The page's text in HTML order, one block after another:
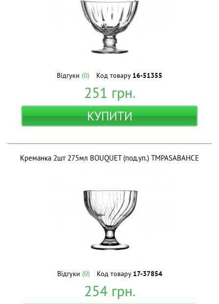
Відгуки (0) Код товару 16-51355
251 грн.
КУПИТИ
Креманка 2шт 275мл BOUQUET (под.уп.) ТМPASABAHCE
Відгуки (0) Код товару 17-37854
254грн.